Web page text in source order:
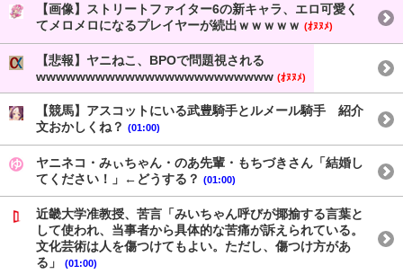
【画像】ストリートファイター6の新キャラ、エロ可愛く
てメロメロになるプレイヤーが続出ｗｗｗｗｗ (ｵﾇﾇﾒ)
【悲報】ヤニねこ、BPOで問題視される
wwwwwwwwwwwwwwwwwwwwwwww (ｵﾇﾇﾒ)
【競馬】アスコットにいる武豊騎手とルメール騎手 紹介
文おかしくね？ (01:00)
ヤニネコ・みぃちゃん・のあ先輩・もちづきさん「結婚し
てください！」←どうする？ (01:00)
近畿大学准教授、苦言「みいちゃん呼びが揶揄する言葉と
して使われ、当事者から具体的な苦痛が訴えられている。
文化芸術は人を傷つけてもよい。ただし、傷つけ方があ
る」
(01:00)